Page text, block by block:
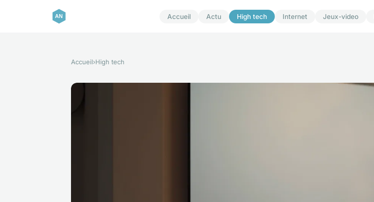
Accueil Actu High tech Internet Jeux-video
Accueil›High tech